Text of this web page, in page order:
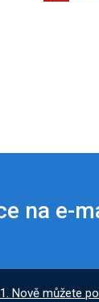
na e-
Nově můžete